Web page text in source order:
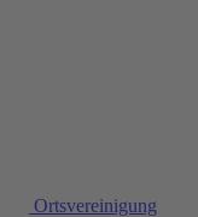
Ortsvereinigung